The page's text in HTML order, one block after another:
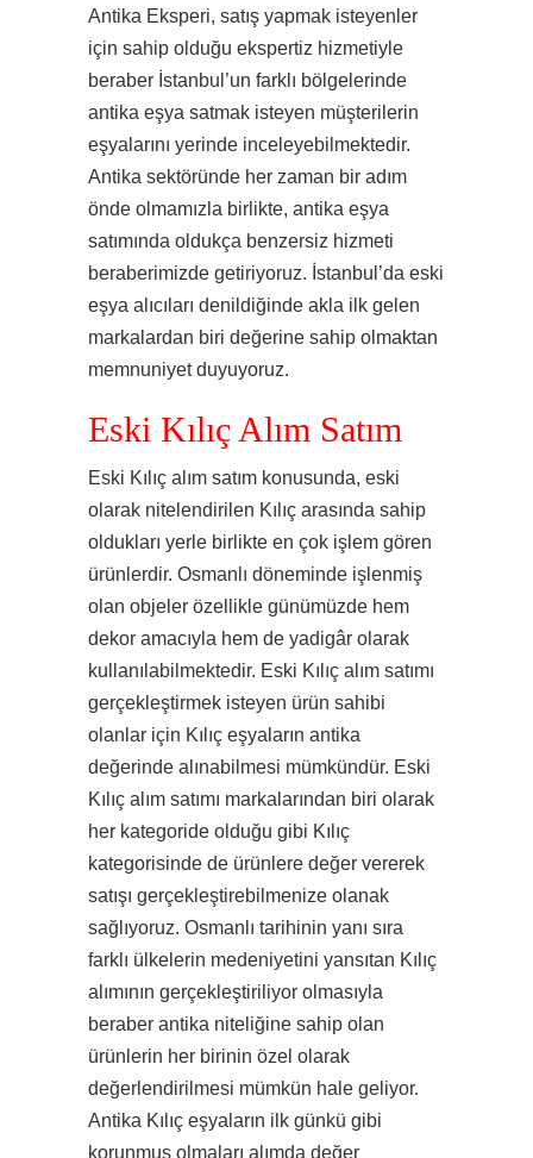
Antika Eksperi, satış yapmak isteyenler
için sahip olduğu ekspertiz hizmetiyle
beraber İstanbul’un farklı bölgelerinde
antika eşya satmak isteyen müşterilerin
eşyalarını yerinde inceleyebilmektedir.
Antika sektöründe her zaman bir adım
önde olmamızla birlikte, antika eşya
satımında oldukça benzersiz hizmeti
beraberimizde getiriyoruz. İstanbul’da eski
eşya alıcıları denildiğinde akla ilk gelen
markalardan biri değerine sahip olmaktan
memnuniyet duyuyoruz.
Eski Kılıç Alım Satım
Eski Kılıç alım satım konusunda, eski
olarak nitelendirilen Kılıç arasında sahip
oldukları yerle birlikte en çok işlem gören
ürünlerdir. Osmanlı döneminde işlenmiş
olan objeler özellikle günümüzde hem
dekor amacıyla hem de yadigâr olarak
kullanılabilmektedir. Eski Kılıç alım satımı
gerçekleştirmek isteyen ürün sahibi
olanlar için Kılıç eşyaların antika
değerinde alınabilmesi mümkündür. Eski
Kılıç alım satımı markalarından biri olarak
her kategoride olduğu gibi Kılıç
kategorisinde de ürünlere değer vererek
satışı gerçekleştirebilmenize olanak
sağlıyoruz. Osmanlı tarihinin yanı sıra
farklı ülkelerin medeniyetini yansıtan Kılıç
alımının gerçekleştiriliyor olmasıyla
beraber antika niteliğine sahip olan
ürünlerin her birinin özel olarak
değerlendirilmesi mümkün hale geliyor.
Antika Kılıç eşyaların ilk günkü gibi
korunmuş olmaları alımda değer